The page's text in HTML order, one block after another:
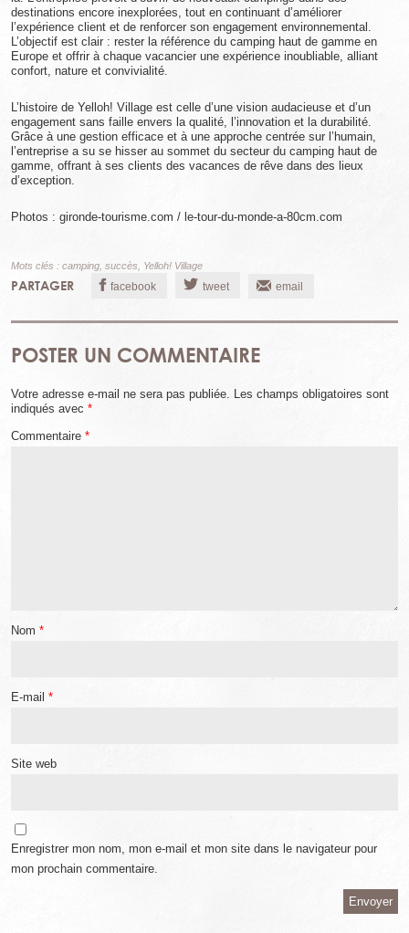
destinations encore inexplorées, tout en continuant d’améliorer
l’expérience client et de renforcer son engagement environnemental.
L’objectif est clair : rester la référence du camping haut de gamme en
Europe et offrir à chaque vacancier une expérience inoubliable, alliant
confort, nature et convivialité.
L’histoire de Yelloh! Village est celle d’une vision audacieuse et d’un
engagement sans faille envers la qualité, l’innovation et la durabilité.
Grâce à une gestion efficace et à une approche centrée sur l’humain,
l’entreprise a su se hisser au sommet du secteur du camping haut de
gamme, offrant à ses clients des vacances de rêve dans des lieux
d’exception.
Photos : gironde-tourisme.com / le-tour-du-monde-a-80cm.com
Mots clés : camping succès Yelloh! Village
PARTAGER facebook tweet email
POSTER UN COMMENTAIRE
Votre adresse e-mail ne sera pas publiée. Les champs obligatoires sont
indiqués avec *
Commentaire *
Nom *
E-mail *
Site web
Enregistrer mon nom, mon e-mail et mon site dans le navigateur pour
mon prochain commentaire.